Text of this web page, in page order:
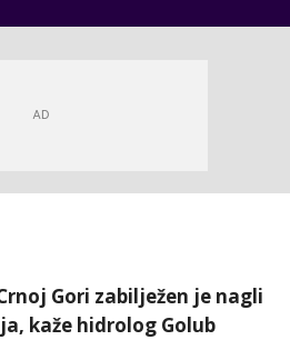
Gori zabilježen je nagli
kaže hidrolog Golub